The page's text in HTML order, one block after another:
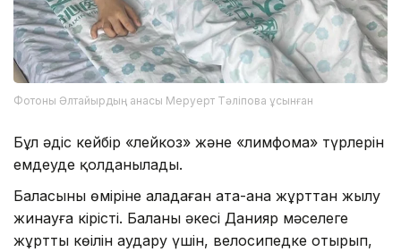
Фотоны Әлтайырдың анасы Меруерт Тәліпова ұсынған
Бұл әдіс кейбір «лейкоз» және «лимфома» түрлерін
емдеуде қолданылады.
Баласының өміріне алаңдаған ата-ана жұрттан жылу
жинауға кірісті. Баланың әкесі Данияр мәселеге
жұрттың көңілін аудару үшін, велосипедке отырып,